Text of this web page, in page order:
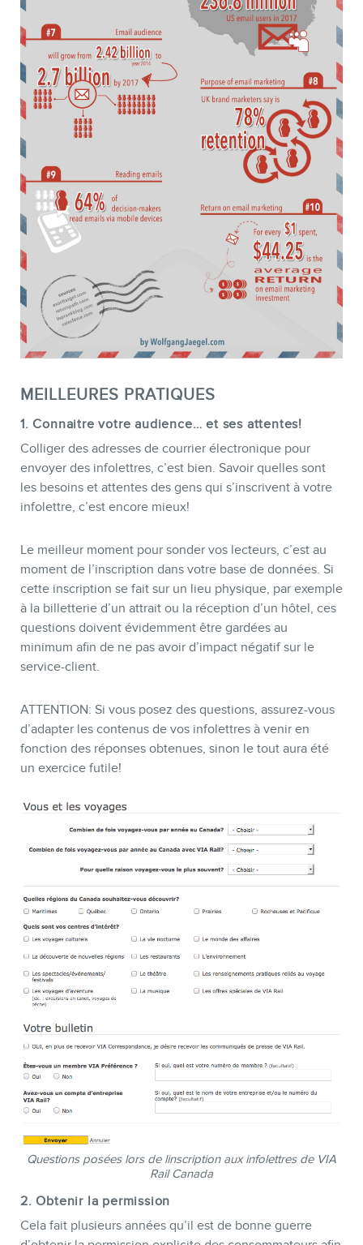
MEMBRES
INFOLETTRE
MEILLEURES PRATIQUES
1. Connaitre votre audience… et ses attentes!
Colliger des adresses de courrier électronique pour
envoyer des infolettres, c’est bien. Savoir quelles sont
les besoins et attentes des gens qui s’inscrivent à votre
infolettre, c’est encore mieux!
Le meilleur moment pour sonder vos lecteurs, c’est au
moment de l’inscription dans votre base de données. Si
cette inscription se fait sur un lieu physique, par exemple
à la billetterie d’un attrait ou la réception d’un hôtel, ces
questions doivent évidemment être gardées au
minimum afin de ne pas avoir d’impact négatif sur le
service-client.
ATTENTION: Si vous posez des questions, assurez-vous
d’adapter les contenus de vos infolettres à venir en
fonction des réponses obtenues, sinon le tout aura été
un exercice futile!
Questions posées lors de linscription aux infolettres de VIA
Rail Canada
2. Obtenir la permission
Cela fait plusieurs années qu’il est de bonne guerre